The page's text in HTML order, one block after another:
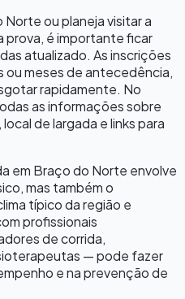
Norteou planeja visitar a
prova, é importante ficar
atualizado. As inscrições
ou meses de antecedência,
rapidamente. No
as informações sobre
de largada e links para
em Braço do Norte envolve
mas também o
típico da região e
profissionais
de corrida,
— pode fazer
e na prevenção de